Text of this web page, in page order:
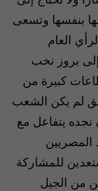
بنفسها وتسعى
العام
بروز نخب
كبيرة من
لم يكن الشعب
نجده يتفاعل مع
كان عدد المصريين
للمشاركة
من الجيل